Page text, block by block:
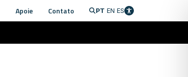
Apoie Contato PT EN ES